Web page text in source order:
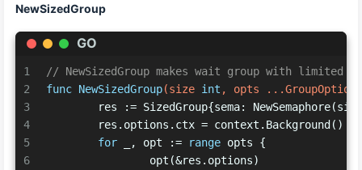
NewSizedGroup
GO
1
2
3
4
5
6
// NewSizedGroup makes wait group with limited
func NewSizedGroup(size int , opts ...GroupOption)
res := SizedGroup{sema:
	res.options.ctx = context.Background()
for _, opt := range opts {
		opt(&res.options)